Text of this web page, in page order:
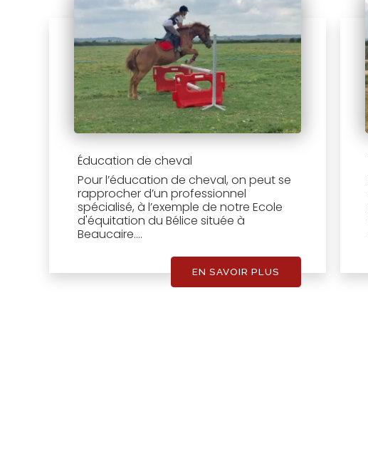
Éducation de cheval
Pour l’éducation de cheval, on peut se
rapprocher d’un professionnel
spécialisé, à l’exemple de notre Ecole
d'équitation du Bélice située à
Beaucaire....
EN SAVOIR PLUS